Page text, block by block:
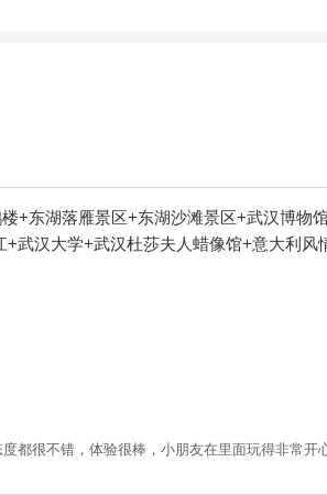
+东湖落雁景区+东湖沙滩景区+武汉博
武汉大学+武汉杜莎夫人蜡像馆+意大利
都很不错，体验很棒，小朋友在里面玩得非常